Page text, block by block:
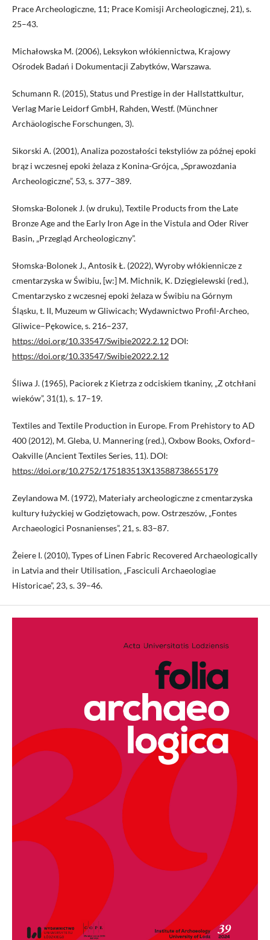
Prace Archeologiczne, 11; Prace Komisji Archeologicznej, 21), s.
25–43.
Michałowska M. (2006), Leksykon włókiennictwa, Krajowy
Ośrodek Badań i Dokumentacji Zabytków, Warszawa.
Schumann R. (2015), Status und Prestige in der Hallstattkultur,
Verlag Marie Leidorf GmbH, Rahden, Westf. (Münchner
Archäologische Forschungen, 3).
Sikorski A. (2001), Analiza pozostałości tekstyliów za późnej epoki
brąz i wczesnej epoki żelaza z Konina-Grójca, „Sprawozdania
Archeologiczne”, 53, s. 377–389.
Słomska-Bolonek J. (w druku), Textile Products from the Late
Bronze Age and the Early Iron Age in the Vistula and Oder River
Basin, „Przegląd Archeologiczny”.
Słomska-Bolonek J., Antosik Ł. (2022), Wyroby włókiennicze z
cmentarzyska w Świbiu, [w:] M. Michnik, K. Dzięgielewski (red.),
Cmentarzysko z wczesnej epoki żelaza w Świbiu na Górnym
Śląsku, t. II, Muzeum w Gliwicach; Wydawnictwo Profil-Archeo,
Gliwice–Pękowice, s. 216–237,
https://doi.org/10.33547/Swibie2022.2.12 DOI:
https://doi.org/10.33547/Swibie2022.2.12
Śliwa J. (1965), Paciorek z Kietrza z odciskiem tkaniny, „Z otchłani
wieków”, 31(1), s. 17–19.
Textiles and Textile Production in Europe. From Prehistory to AD
400 (2012), M. Gleba, U. Mannering (red.), Oxbow Books, Oxford–
Oakville (Ancient Textiles Series, 11). DOI:
https://doi.org/10.2752/175183513X13588738655179
Zeylandowa M. (1972), Materiały archeologiczne z cmentarzyska
kultury łużyckiej w Godziętowach, pow. Ostrzeszów, „Fontes
Archaeologici Posnanienses”, 21, s. 83–87.
Žeiere I. (2010), Types of Linen Fabric Recovered Archaeologically
in Latvia and their Utilisation, „Fasciculi Archaeologiae
Historicae”, 23, s. 39–46.